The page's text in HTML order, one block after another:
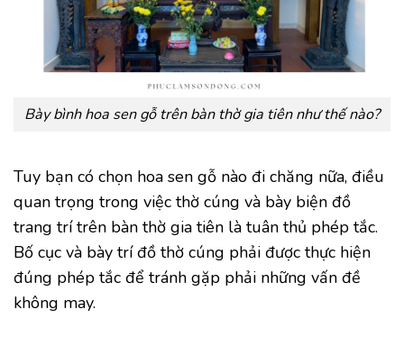
Bày bình hoa sen gỗ trên bàn thờ gia tiên như thế nào?
Tuy bạn có chọn hoa sen gỗ nào đi chăng nữa, điều
quan trọng trong việc thờ cúng và bày biện đồ
trang trí trên bàn thờ gia tiên là tuân thủ phép tắc.
Bố cục và bày trí đồ thờ cúng phải được thực hiện
đúng phép tắc để tránh gặp phải những vấn đề
không may.